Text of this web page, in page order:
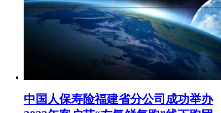
中国人保寿险福建省分公司成功举办